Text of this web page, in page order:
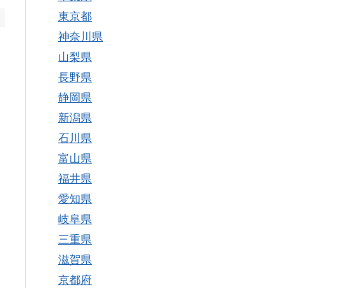
東京都
神奈川県
山梨県
長野県
静岡県
新潟県
石川県
富山県
福井県
愛知県
岐阜県
三重県
滋賀県
京都府